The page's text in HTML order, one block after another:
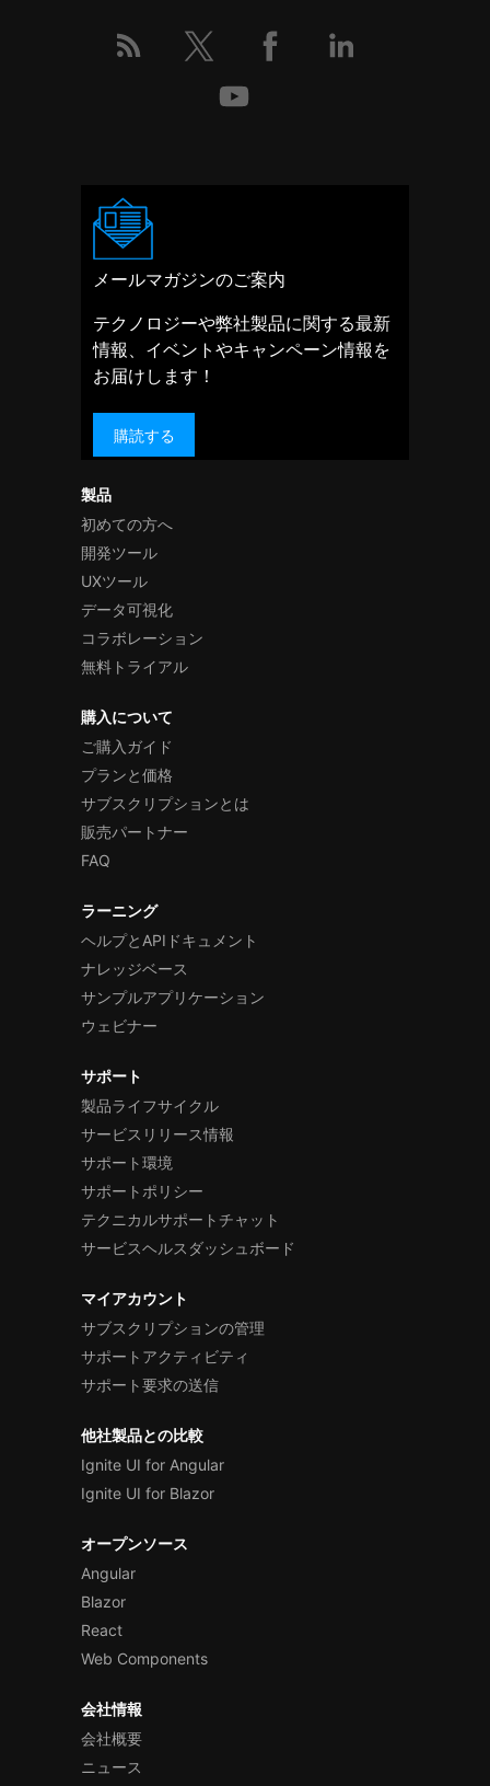
製品
初めての方へ
開発ツール
UXツール
データ可視化
コラボレーション
無料トライアル
購入について
ご購入ガイド
プランと価格
サブスクリプションとは
販売パートナー
FAQ
ラーニング
ヘルプとAPIドキュメント
ナレッジベース
サンプルアプリケーション
ウェビナー
サポート
製品ライフサイクル
サービスリリース情報
サポート環境
サポートポリシー
テクニカルサポートチャット
サービスヘルスダッシュボード
マイアカウント
サブスクリプションの管理
サポートアクティビティ
サポート要求の送信
他社製品との比較
Ignite UI for Angular
Ignite UI for Blazor
オープンソース
Angular
Blazor
React
Web Components
会社情報
会社概要
ニュース
メールマガジンのご案内
テクノロジーや弊社製品に関する最新
情報、イベントやキャンペーン情報を
お届けします！
購読する